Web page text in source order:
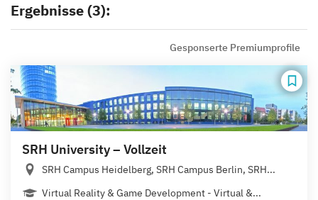
Ergebnisse (3):
Gesponserte Premiumprofile
SRH University – Vollzeit
SRH Campus Heidelberg, SRH Campus Berlin, SRH...
Virtual Reality & Game Development - Virtual &...